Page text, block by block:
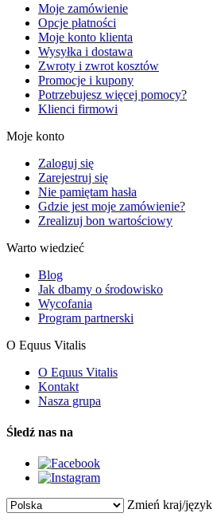
Moje zamówienie
Opcje płatności
Moje konto klienta
Wysyłka i dostawa
Zwroty i zwrot kosztów
Promocje i kupony
Potrzebujesz więcej pomocy?
Klienci firmowi
Moje konto
Zaloguj się
Zarejestruj się
Nie pamiętam hasła
Gdzie jest moje zamówienie?
Zrealizuj bon wartościowy
Warto wiedzieć
Blog
Jak dbamy o środowisko
Wycofania
Program partnerski
O Equus Vitalis
O Equus Vitalis
Kontakt
Nasza grupa
Śledź nas na
Zmień kraj/język